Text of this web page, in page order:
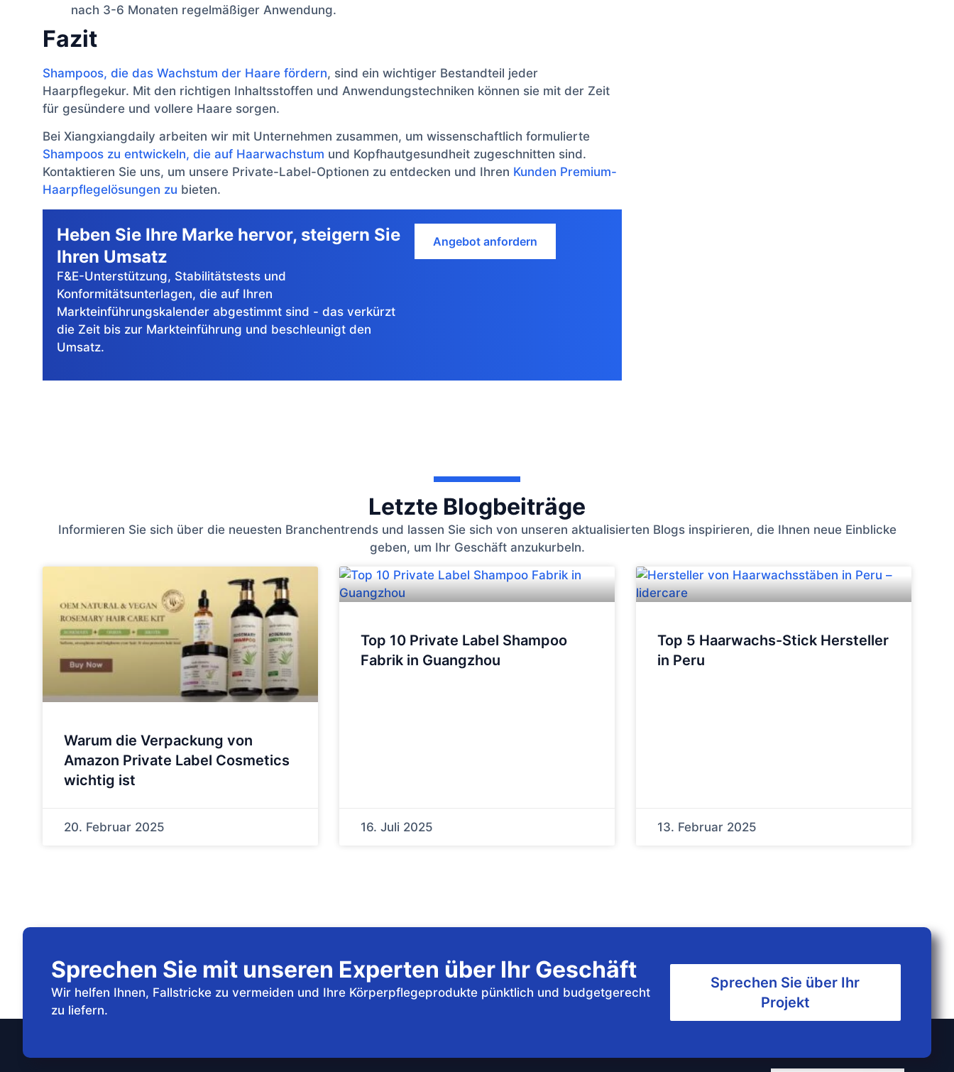
nach 3-6 Monaten regelmäßiger Anwendung.
Fazit
Shampoos, die das Wachstum der Haare fördern, sind ein wichtiger Bestandteil jeder
Haarpflegekur. Mit den richtigen Inhaltsstoffen und Anwendungstechniken können sie mit der Zeit
für gesündere und vollere Haare sorgen.
Bei Xiangxiangdaily arbeiten wir mit Unternehmen zusammen, um wissenschaftlich formulierte
Shampoos zu entwickeln, die auf Haarwachstum und Kopfhautgesundheit zugeschnitten sind.
Kontaktieren Sie uns, um unsere Private-Label-Optionen zu entdecken und Ihren Kunden Premium-
Haarpflegelösungen zu bieten.
Heben Sie Ihre Marke hervor, steigern Sie
Ihren Umsatz
F&E-Unterstützung, Stabilitätstests und
Konformitätsunterlagen, die auf Ihren
Markteinführungskalender abgestimmt sind - das verkürzt
die Zeit bis zur Markteinführung und beschleunigt den
Umsatz.
Angebot anfordern
Letzte Blogbeiträge
Informieren Sie sich über die neuesten Branchentrends und lassen Sie sich von unseren aktualisierten Blogs inspirieren, die Ihnen neue Einblicke
geben, um Ihr Geschäft anzukurbeln.
Warum die Verpackung von
Amazon Private Label Cosmetics
wichtig ist
20. Februar 2025
Top 10 Private Label Shampoo
Fabrik in Guangzhou
16. Juli 2025
Top 5 Haarwachs-Stick Hersteller
in Peru
13. Februar 2025
Sprechen Sie mit unseren Experten über Ihr Geschäft
Wir helfen Ihnen, Fallstricke zu vermeiden und Ihre Körperpflegeprodukte pünktlich und budgetgerecht
zu liefern.
Sprechen Sie über Ihr
Projekt